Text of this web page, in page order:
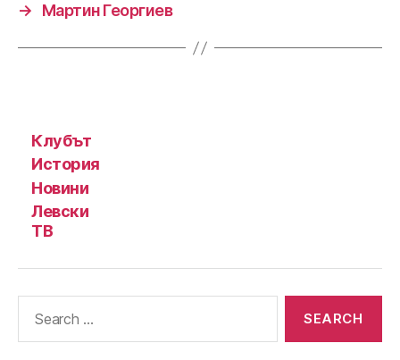
→
Мартин Георгиев
Клубът
История
Новини
Левски
ТВ